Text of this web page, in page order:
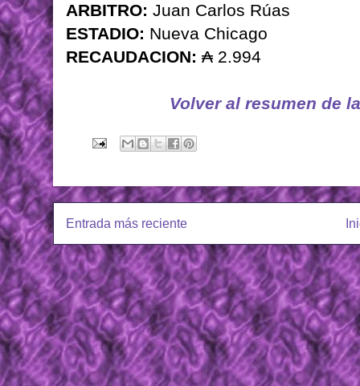
ARBITRO: Juan Carlos Rúas
ESTADIO: Nueva Chicago
RECAUDACION: ₳ 2.994
Volver al resumen de
Entrada más reciente